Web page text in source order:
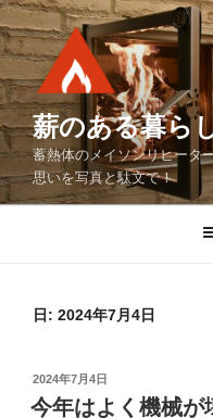
コ
ン
テ
ン
ツ
へ
キ
薪のある暮ら
蓄熱体のメイソンリヒータ
思いを写真と駄文で！
日: 2024年7月4日
投
稿
2024年7月4日
今年はよく機械が